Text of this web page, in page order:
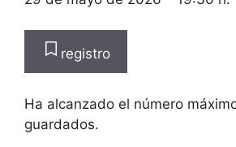
registro
Ha alcanzado el número
guardados.